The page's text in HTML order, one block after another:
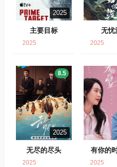
2025
主要目标
2025
无忧
2025
2025
无尽的尽头
8.5
2025
有你的
2025